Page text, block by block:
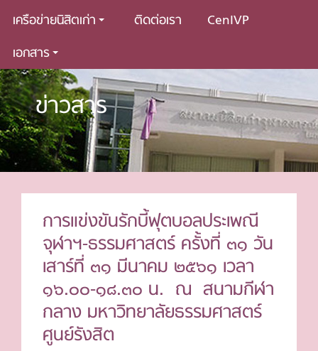
เครือข่ายนิสิตเก่า
ติดต่อเรา
CenIVP
เอกสาร
ข่าวสาร
การแข่งขันรักบี้ฟุตบอลประเพณี
จุฬาฯ-ธรรมศาสตร์ ครั้งที่ ๓๑ วัน
เสาร์ที่ ๓๑ มีนาคม ๒๕๖๑ เวลา
๑๖.๐๐-๑๘.๓๐ น. ณ สนามกีฬา
กลาง มหาวิทยาลัยธรรมศาสตร์
ศูนย์รังสิต